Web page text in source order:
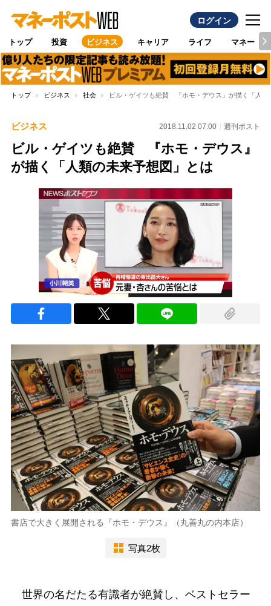
ログイン
トップ 投資 ビジネス キャリア ライフ マネー
トップ ビジネス 社会 ビル・ゲイツも絶賛 『ホモ・デウス』が描く「人類
ビジネス 2018.11.02 07:00 週刊ポスト
ビル・ゲイツも絶賛 『ホモ・デウス』
が描く「人類の未来予想図」とは
書店で大きく展開される『ホモ・デウス』（丸善丸の内本店）
写真2枚
世界の名だたる有識者が絶賛し、ベストセラー